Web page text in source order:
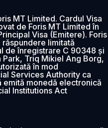
MT Limited. Cardul Visa
de Foris MT Limited în
Visa (Emitere). Foris
limitată
de înregistrare C 90348 și
Park, Triq Mikiel Ang Borg,
în mod
Services Authority ca
emită monedă electronică
Institutions Act